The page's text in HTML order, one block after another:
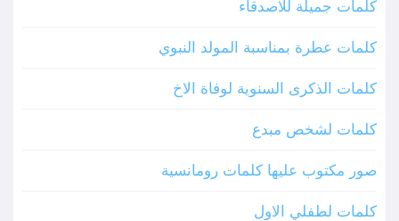
كلمات جميلة للاصدقاء
كلمات عطرة بمناسبة المولد النبوي
كلمات الذكرى السنوية لوفاة الاخ
كلمات لشخص مبدع
صور مكتوب عليها كلمات رومانسية
كلمات لطفلي الاول